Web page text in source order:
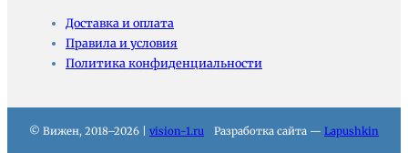
Доставка и оплата
Правила и условия
Политика конфиденциальности
© Вижен, 2018–2026 | vision-1.ru Разработка сайта — Lapushkin